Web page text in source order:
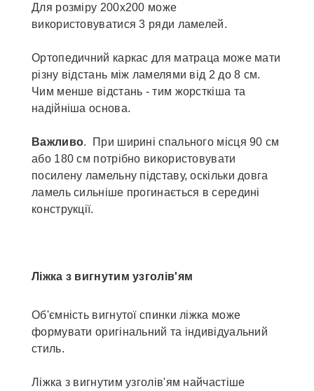
Для розміру 200х200 може
використовуватися 3 ряди ламелей.
Ортопедичний каркас для матраца може мати
різну відстань між ламелями від 2 до 8 см.
Чим менше відстань - тим жорсткіша та
надійніша основа.
Важливо. При ширині спального місця 90 см
або 180 см потрібно використовувати
посилену ламельну підставу, оскільки довга
ламель сильніше прогинається в середині
конструкції.
Ліжка з вигнутим узголів'ям
Об'ємність вигнутої спинки ліжка може
формувати оригінальний та індивідуальний
стиль.
Ліжка з вигнутим узголів'ям найчастіше